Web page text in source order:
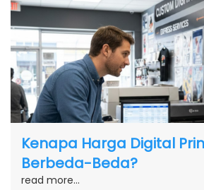
Kenapa Harga Digital
Berbeda-Beda?
read more...